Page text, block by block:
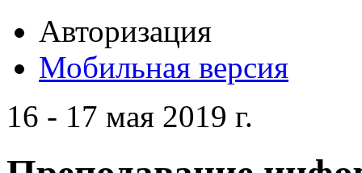
Авторизация
Мобильная версия
16 - 17 мая 2019 г.